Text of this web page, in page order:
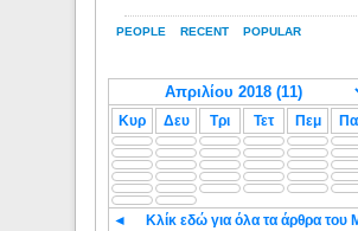
PEOPLE RECENT POPULAR
Κυρ Δευ Τρι Τετ Πεμ
◄ Κλίκ εδώ για όλα τα άρθρα του